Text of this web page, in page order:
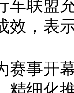
效，表
事开幕